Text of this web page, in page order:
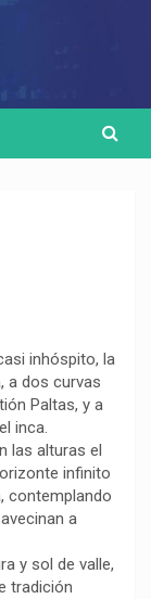
inhóspito, la
a dos curvas
Paltas, y a
inca.
las alturas el
infinito
contemplando
a
y sol de valle,
tradición